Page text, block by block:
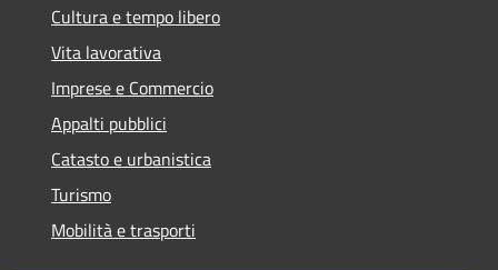
Cultura e tempo libero
Vita lavorativa
Imprese e Commercio
Appalti pubblici
Catasto e urbanistica
Turismo
Mobilità e trasporti